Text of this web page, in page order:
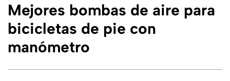
Mejores bombas de aire para
bicicletas de pie con
manómetro